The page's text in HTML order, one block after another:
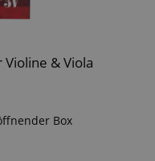
& Viola
Box